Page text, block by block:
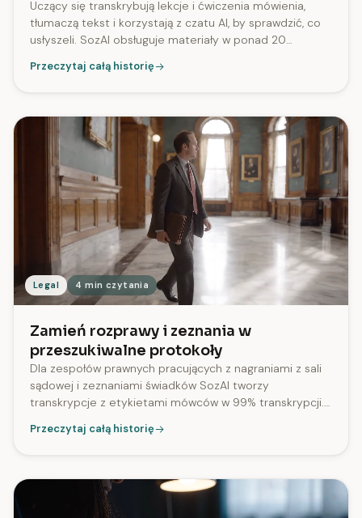
Uczący się transkrybują lekcje i ćwiczenia mówienia,
tłumaczą tekst i korzystają z czatu AI, by sprawdzić, co
usłyszeli. SozAI obsługuje materiały w ponad 20
formie tekstu.
Przeczytaj całą historię
Legal 4 min czytania
Zamień rozprawy i zeznania w
przeszukiwalne protokoły
Dla zespołów prawnych pracujących z nagraniami z sali
sądowej i zeznaniami świadków SozAI tworzy
transkrypcje z etykietami mówców w 99% transkrypcji.
hiszpańsku.
Przeczytaj całą historię